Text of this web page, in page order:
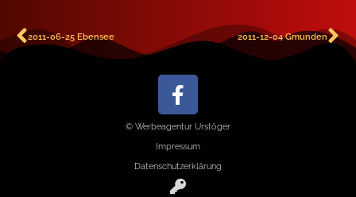
2011-06-25 Ebensee 2011-12-04 Gmunden
© Werbeagentur Urstöger
Impressum
Datenschutzerklärung